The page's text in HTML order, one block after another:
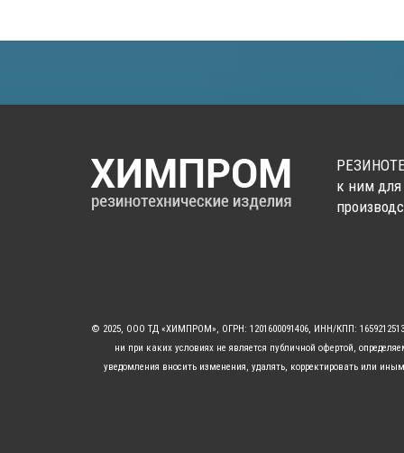
к ним для
© 2025, ООО ТД «ХИМПРОМ», ОГРН: 1201600091406, ИНН/КПП:
ни при каких условиях не является публичной офертой,
уведомления вносить изменения, удалять, корректировать или